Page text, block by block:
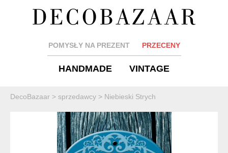
POMYSŁY NA PREZENT PRZECENY
HANDMADE VINTAGE
DecoBazaar > sprzedawcy > Niebieski Strych